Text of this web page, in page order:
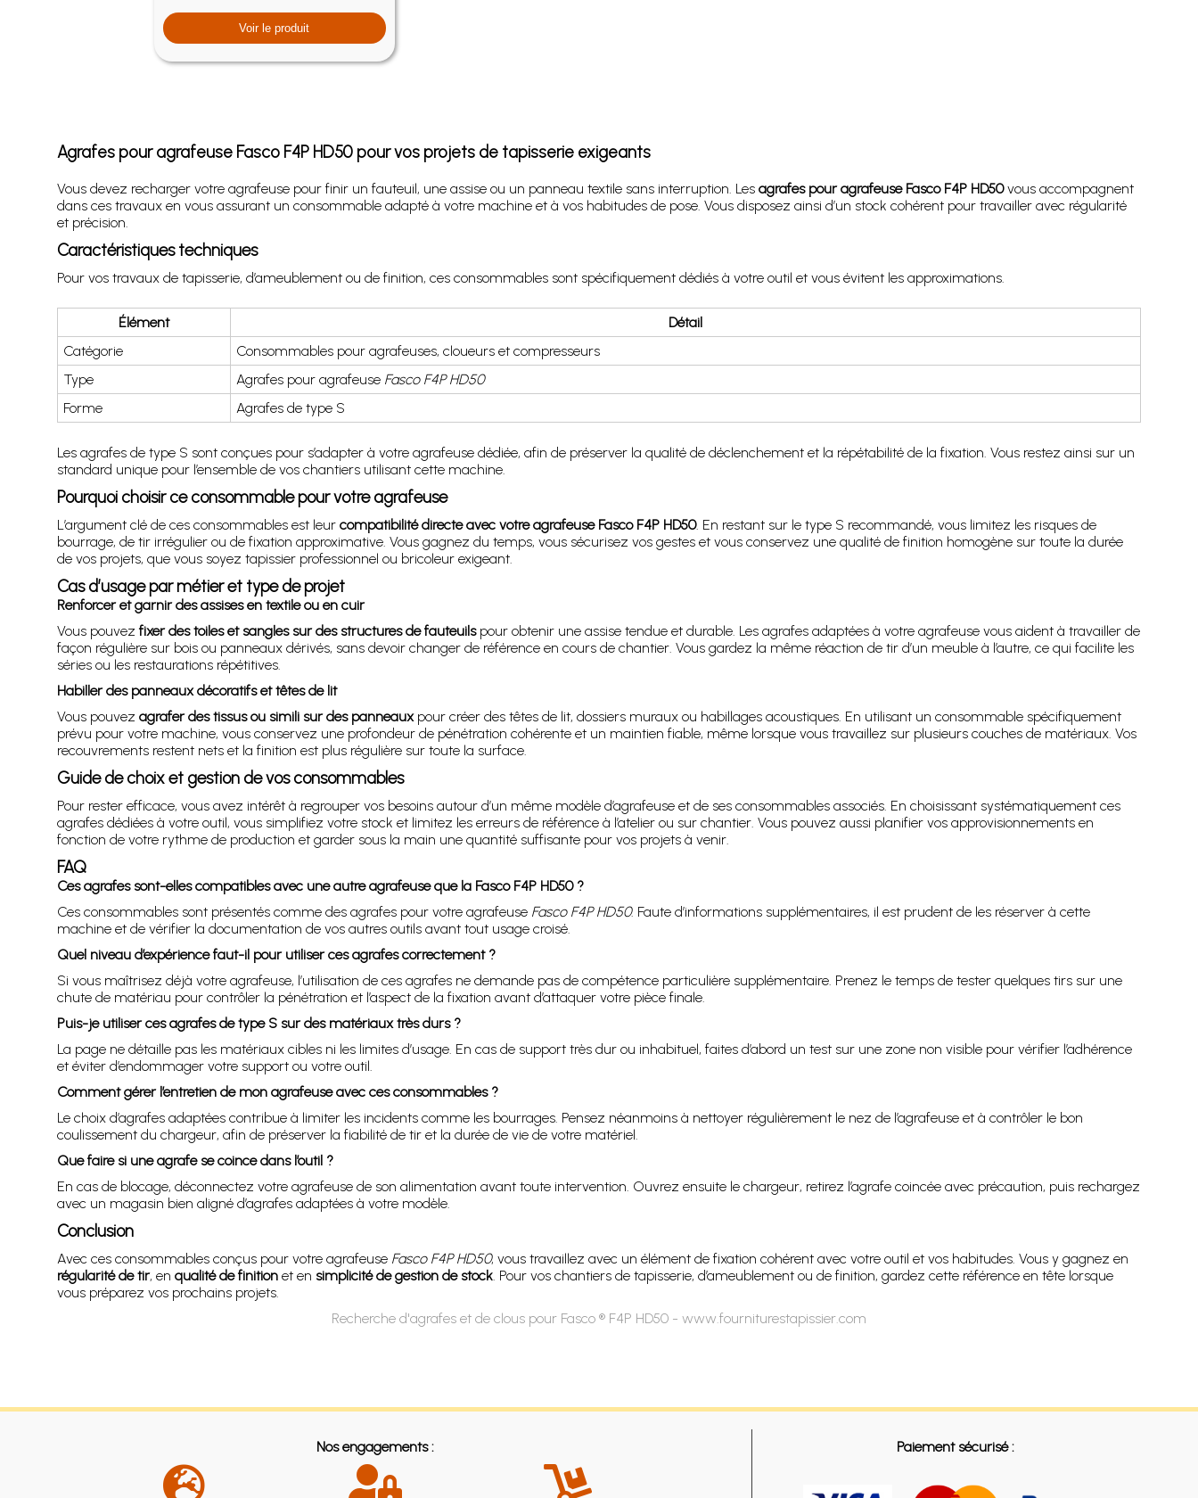
Voir le produit
Agrafes pour agrafeuse Fasco F4P HD50 pour vos projets de tapisserie exigeants
Vous devez recharger votre agrafeuse pour finir un fauteuil, une assise ou un panneau textile sans interruption. Les agrafes pour agrafeuse Fasco F4P HD50vous accompagnent
dans ces travaux en vous assurant un consommable adapté à votre machine et à vos habitudes de pose. Vous disposez ainsi d’un stock cohérent pour travailler avec régularité
et précision.
Caractéristiques techniques
Pour vos travaux de tapisserie, d’ameublement ou de finition, ces consommables sont spécifiquement dédiés à votre outil et vous évitent les approximations.
Élément
Détail
Catégorie
Consommables pour agrafeuses, cloueurs et compresseurs
Type
Agrafes pour agrafeuse Fasco F4P HD50
Forme
Agrafes de type S
Les agrafes de type S sont conçues pour s’adapter à votre agrafeuse dédiée, afin de préserver la qualité de déclenchement et la répétabilité de la fixation. Vous restez ainsi sur un
standard unique pour l’ensemble de vos chantiers utilisant cette machine.
Pourquoi choisir ce consommable pour votre agrafeuse
L’argument clé de ces consommables est leur compatibilité directe avec votre agrafeuse Fasco F4P HD50. En restant sur le type S recommandé, vous limitez les risques de
bourrage, de tir irrégulier ou de fixation approximative. Vous gagnez du temps, vous sécurisez vos gestes et vous conservez une qualité de finition homogène sur toute la durée
de vos projets, que vous soyez tapissier professionnel ou bricoleur exigeant.
Cas d’usage par métier et type de projet
Renforcer et garnir des assises en textile ou en cuir
Vous pouvez fixer des toiles et sangles sur des structures de fauteuilspour obtenir une assise tendue et durable. Les agrafes adaptées à votre agrafeuse vous aident à travailler de
façon régulière sur bois ou panneaux dérivés, sans devoir changer de référence en cours de chantier. Vous gardez la même réaction de tir d’un meuble à l’autre, ce qui facilite les
séries ou les restaurations répétitives.
Habiller des panneaux décoratifs et têtes de lit
Vous pouvez agrafer des tissus ou simili sur des panneauxpour créer des têtes de lit, dossiers muraux ou habillages acoustiques. En utilisant un consommable spécifiquement
prévu pour votre machine, vous conservez une profondeur de pénétration cohérente et un maintien fiable, même lorsque vous travaillez sur plusieurs couches de matériaux. Vos
recouvrements restent nets et la finition est plus régulière sur toute la surface.
Guide de choix et gestion de vos consommables
Pour rester efficace, vous avez intérêt à regrouper vos besoins autour d’un même modèle d’agrafeuse et de ses consommables associés. En choisissant systématiquement ces
agrafes dédiées à votre outil, vous simplifiez votre stock et limitez les erreurs de référence à l’atelier ou sur chantier. Vous pouvez aussi planifier vos approvisionnements en
fonction de votre rythme de production et garder sous la main une quantité suffisante pour vos projets à venir.
FAQ
Ces agrafes sont-elles compatibles avec une autre agrafeuse que la Fasco F4P HD50 ?
Ces consommables sont présentés comme des agrafes pour votre agrafeuse Fasco F4P HD50. Faute d’informations supplémentaires, il est prudent de les réserver à cette
machine et de vérifier la documentation de vos autres outils avant tout usage croisé.
Quel niveau d’expérience faut-il pour utiliser ces agrafes correctement ?
Si vous maîtrisez déjà votre agrafeuse, l’utilisation de ces agrafes ne demande pas de compétence particulière supplémentaire. Prenez le temps de tester quelques tirs sur une
chute de matériau pour contrôler la pénétration et l’aspect de la fixation avant d’attaquer votre pièce finale.
Puis-je utiliser ces agrafes de type S sur des matériaux très durs ?
La page ne détaille pas les matériaux cibles ni les limites d’usage. En cas de support très dur ou inhabituel, faites d’abord un test sur une zone non visible pour vérifier l’adhérence
et éviter d’endommager votre support ou votre outil.
Comment gérer l’entretien de mon agrafeuse avec ces consommables ?
Le choix d’agrafes adaptées contribue à limiter les incidents comme les bourrages. Pensez néanmoins à nettoyer régulièrement le nez de l’agrafeuse et à contrôler le bon
coulissement du chargeur, afin de préserver la fiabilité de tir et la durée de vie de votre matériel.
Que faire si une agrafe se coince dans l’outil ?
En cas de blocage, déconnectez votre agrafeuse de son alimentation avant toute intervention. Ouvrez ensuite le chargeur, retirez l’agrafe coincée avec précaution, puis rechargez
avec un magasin bien aligné d’agrafes adaptées à votre modèle.
Conclusion
Avec ces consommables conçus pour votre agrafeuse Fasco F4P HD50, vous travaillez avec un élément de fixation cohérent avec votre outil et vos habitudes. Vous y gagnez en
régularité de tir, en qualité de finitionet en simplicité de gestion de stock. Pour vos chantiers de tapisserie, d’ameublement ou de finition, gardez cette référence en tête lorsque
vous préparez vos prochains projets.
Recherche d'agrafes et de clous pour Fasco ® F4P HD50 - www.fourniturestapissier.com
Nos engagements : Paiement sécurisé :